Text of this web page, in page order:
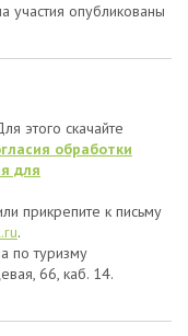
участия опубликованы
этого скачайте
обработки
для
прикрепите к письму
.
по туризму
66, каб. 14.